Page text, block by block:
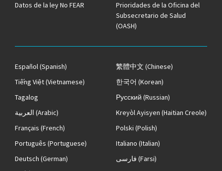
Datos de la ley No FEAR
Prioridades de la Oficina del
Subsecretario de Salud
(OASH)
Español(Spanish) 繁體中文 (Chinese)
Tiếng Việt(Vietnamese) 한국어 (Korean)
Tagalog
Русский (Russian)
العربية (Arabic) Kreyòl Ayisyen (Haitian Creole)
Français (French) Polski (Polish)
Português (Portuguese) Italiano (Italian)
Deutsch (German) فارسی (Farsi)